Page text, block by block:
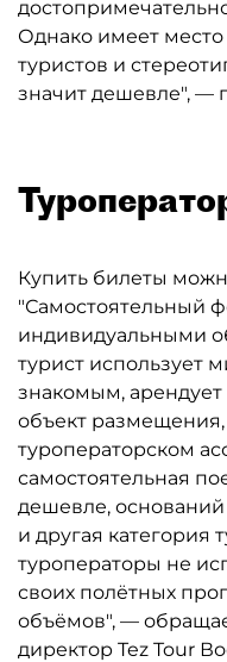
Однако имеет
туристов и
значит дешевле", —
Купить билеты
"Самостоятельный
индивидуальными
турист использует
знакомым,
объект размещения,
туроператорском
самостоятельная
дешевле, оснований
и другая категория
туроператоры не
своих полётных
объёмов", —
директор Tez Tour